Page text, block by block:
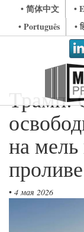
• 简体中文 •
• Português
•
Трамп:
на
• 4 мая 2026